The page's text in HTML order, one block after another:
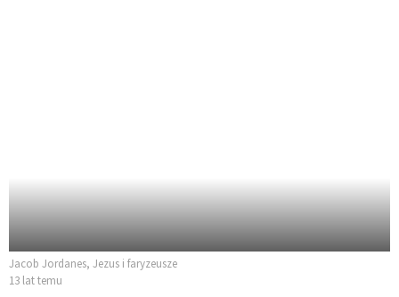
Jacob Jordanes, Jezus i faryzeusze
13 lat temu